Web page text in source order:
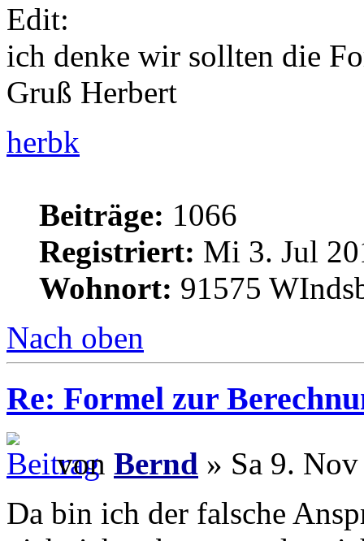
Edit:
ich denke wir sollten die
Gruß Herbert
herbk
Beiträge: 1066
Registriert: Mi 3. Jul
Wohnort: 91575
Nach oben
Re: Formel zur
von Bernd » Sa 9.
Da bin ich der falsche